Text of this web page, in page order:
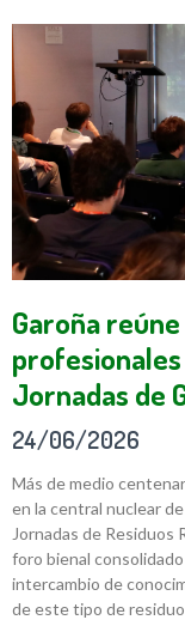
Garoña
Jornadas de
24/06/2026
Más de medio
en la central nuclear
Jornadas de Residuos
foro bienal
intercambio de
de este tipo de